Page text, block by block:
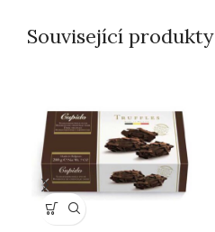
Související produkty